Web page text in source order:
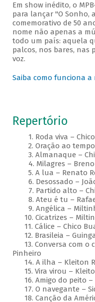
Em show inédito, o
para lançar "O Sonho, a
comemorativo de 50
nome não apenas a
todo um país: aquela
palcos, nos bares, nas
voz.
Saiba como funciona a
Repertório
1. Roda viva –
2. Oração ao tempo
3. Almanaque –
4. Milagres – Breno
5. A lua – Renato
6. Desossado – João
7. Partido alto –
8. Ateu é tu – Rafael
9. Angélica –
10. Cicatrizes –
11. Cálice – Chico
12. Brasileia –
13. Conversa com o
Pinheiro
14. A ilha – Kleiton
15. Vira virou –
16. Amigo do peito –
17. O navegante –
18. Canção da